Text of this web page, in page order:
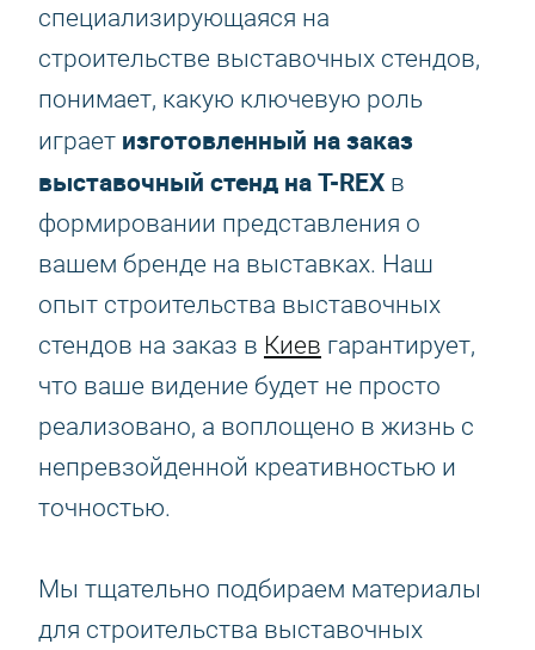
специализирующаяся на
строительстве выставочных стендов,
понимает, какую ключевую роль
играет изготовленный на заказ
выставочный стенд на T-REX в
формировании представления о
вашем бренде на выставках. Наш
опыт строительства выставочных
стендов на заказ в Киев гарантирует,
что ваше видение будет не просто
реализовано, а воплощено в жизнь с
непревзойденной креативностью и
точностью.
Мы тщательно подбираем материалы
для строительства выставочных